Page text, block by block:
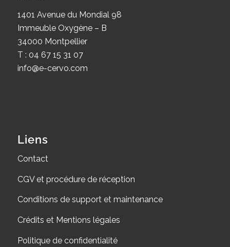
1401 Avenue du Mondial 98
Immeuble Oxygène – B
34000 Montpellier
T : 04 67 15 31 07
info@e-cervo.com
Liens
Contact
CGV et procédure de réception
Conditions de support et maintenance
Crédits et Mentions légales
Politique de confidentialité